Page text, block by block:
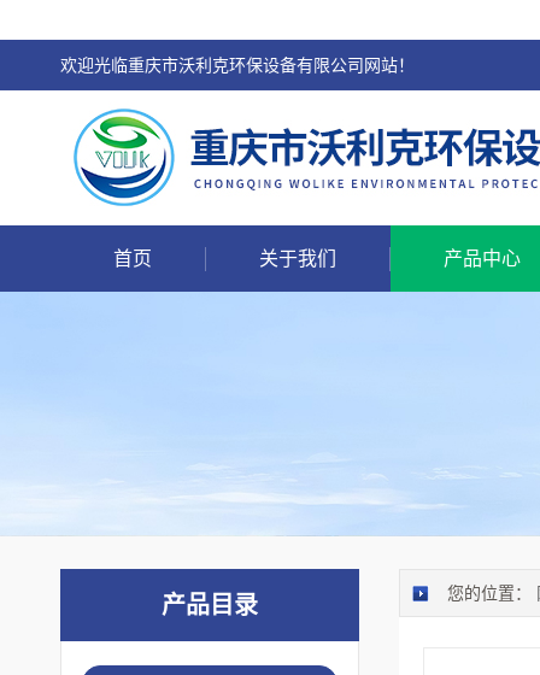
欢迎光临重庆市沃利克环保设备有限公司网站！
首页 关于我们 产品中心
您的位置：
产品目录